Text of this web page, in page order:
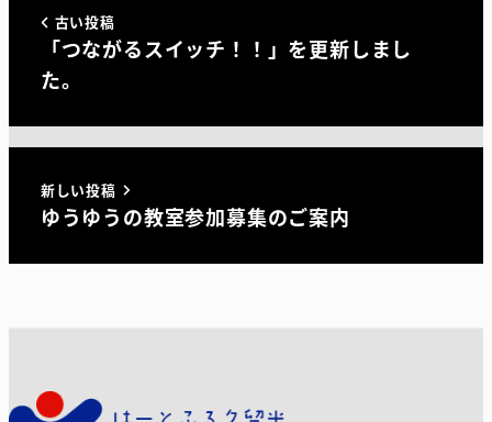
古い投稿
「つながるスイッチ！！」を更新しまし
た。
新しい投稿
ゆうゆうの教室参加募集のご案内